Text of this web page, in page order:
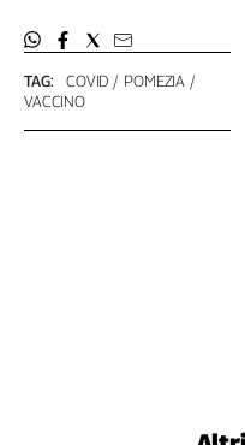
TAG: COVID
POMEZIA
VACCINO